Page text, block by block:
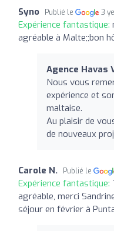
Syno Publié le 3
Expérience fantastique:
agréable à Malte;;bon
Agence Havas
Nous vous
expérience et
maltaise.
Au plaisir de
de nouveaux
Carole N. Publié le
Expérience fantastique:
agréable, merci
séjour en février à